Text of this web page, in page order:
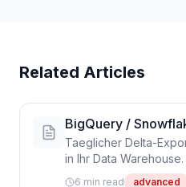
Related Articles
BigQuery /
Taeglicher Delta-
in Ihr Data
Snowflake, Redshift
6 min read advanced